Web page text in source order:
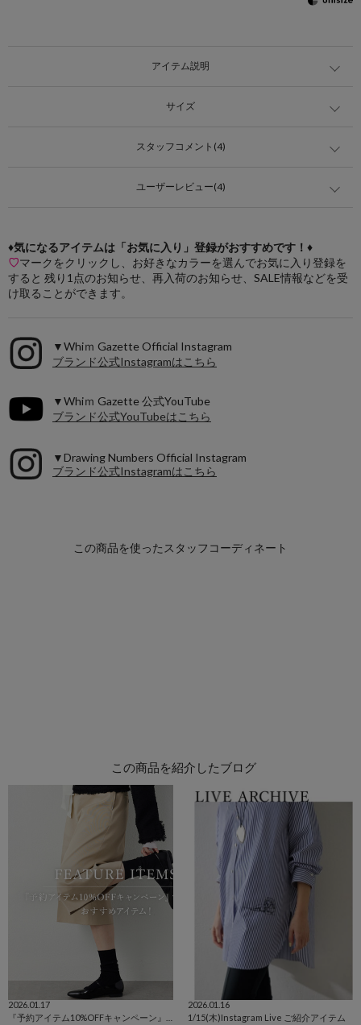
アイテム説明
サイズ
スタッフコメント(4)
ユーザーレビュー(4)
♦気になるアイテムは「お気に入り」登録がおすすめです！♦
♡マークをクリックし、お好きなカラーを選んでお気に入り登録を
すると 残り1点のお知らせ、再入荷のお知らせ、SALE情報などを受
け取ることができます。
▼Whiｍ Gazette Official Instagram
ブランド公式Instagramはこちら
▼Whiｍ Gazette 公式YouTube
ブランド公式YouTubeはこちら
▼Drawing Numbers Official Instagram
ブランド公式Instagramはこちら
この商品を紹介したブログ
2026.01.17
2026.01.16
1/15(木)Instagram Live ご紹介アイテム